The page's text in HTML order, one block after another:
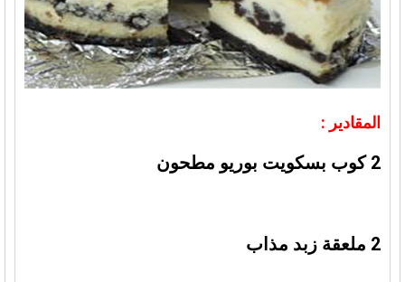
المقادير :
2 كوب بسكويت بوريو مطحون
2 ملعقة زبد مذاب